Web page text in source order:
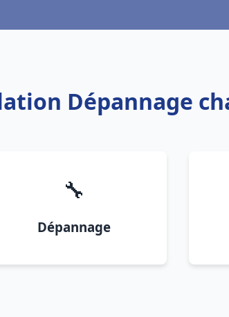
Dépannage
🔧
Dépannage